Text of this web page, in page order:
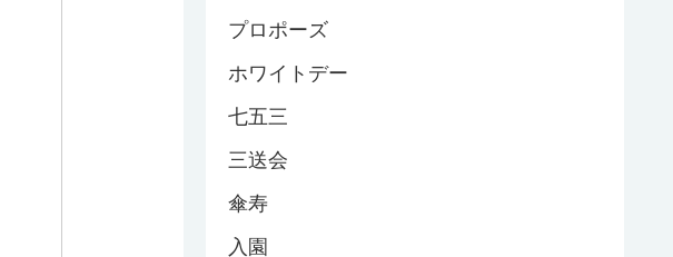
プロポーズ
ホワイトデー
七五三
三送会
傘寿
入園